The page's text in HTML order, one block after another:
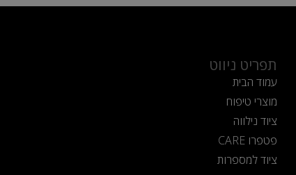
תפריט ניווט
עמוד הבית
מוצרי טיפוח
ציוד נילווה
פטפרו CARE
ציוד למספרות